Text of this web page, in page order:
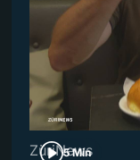
5 Min
ZüriNews